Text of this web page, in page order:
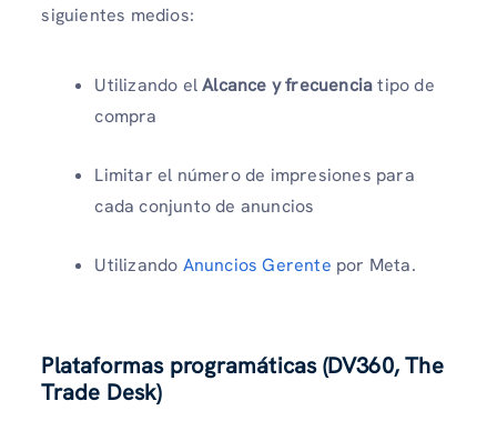
siguientes medios:
Utilizando elAlcance y frecuenciatipo de
compra
Limitar el número de impresiones para
cada conjunto de anuncios
Utilizando Anuncios Gerente por Meta.
Plataformas programáticas (DV360, The
Trade Desk)